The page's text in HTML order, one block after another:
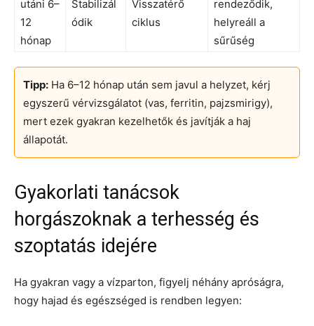
utáni 6–
12
hónap
Stabilizál
ódik
Visszatérő
ciklus
rendeződik,
helyreáll a
sűrűség
Tipp: Ha 6–12 hónap után sem javul a helyzet, kérj
egyszerű vérvizsgálatot (vas, ferritin, pajzsmirigy),
mert ezek gyakran kezelhetők és javítják a haj
állapotát.
Gyakorlati tanácsok
horgászoknak a terhesség és
szoptatás idejére
Ha gyakran vagy a vízparton, figyelj néhány apróságra,
hogy hajad és egészséged is rendben legyen: